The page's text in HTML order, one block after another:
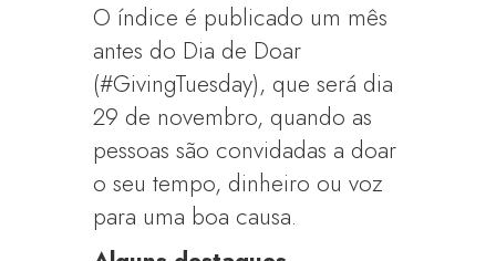
O índice é publicado um mês
antes do Dia de Doar
(#GivingTuesday), que será dia
29 de novembro, quando as
pessoas são convidadas a doar
o seu tempo, dinheiro ou voz
para uma boa causa.